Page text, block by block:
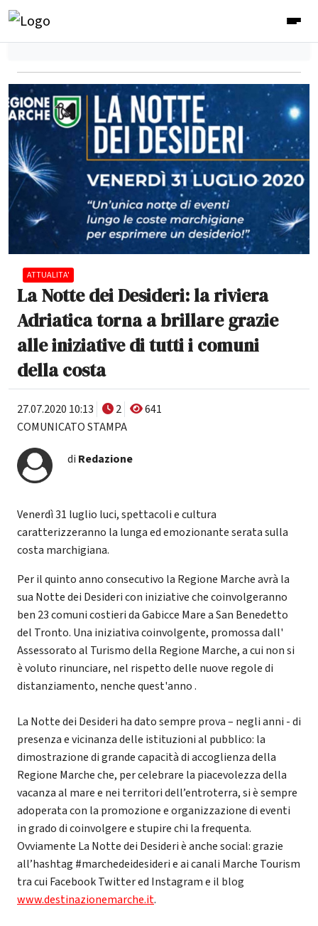
ATTUALITA'
La Notte dei Desideri: la riviera
Adriatica torna a brillare grazie
alle iniziative di tutti i comuni
della costa
27.07.2020 10:13 2
641
COMUNICATO STAMPA
di Redazione
Venerdì 31 luglio luci, spettacoli e cultura
caratterizzeranno la lunga ed emozionante serata sulla
costa marchigiana.
Per il quinto anno consecutivo la Regione Marche avrà la
sua Notte dei Desideri con iniziative che coinvolgeranno
ben 23 comuni costieri da Gabicce Mare a San Benedetto
del Tronto. Una iniziativa coinvolgente, promossa dall'
Assessorato al Turismo della Regione Marche, a cui non si
è voluto rinunciare, nel rispetto delle nuove regole di
distanziamento, nenche quest'anno .
La Notte dei Desideri ha dato sempre prova – negli anni - di
presenza e vicinanza delle istituzioni al pubblico: la
dimostrazione di grande capacità di accoglienza della
Regione Marche che, per celebrare la piacevolezza della
vacanza al mare e nei territori dell’entroterra, si è sempre
adoperata con la promozione e organizzazione di eventi
in grado di coinvolgere e stupire chi la frequenta.
Ovviamente La Notte dei Desideri è anche social: grazie
all’hashtag #marchedeidesideri e ai canali Marche Tourism
tra cui Facebook Twitter ed Instagram e il blog
www.destinazionemarche.it.